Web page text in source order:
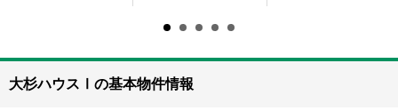
大杉ハウスⅠの基本物件情報